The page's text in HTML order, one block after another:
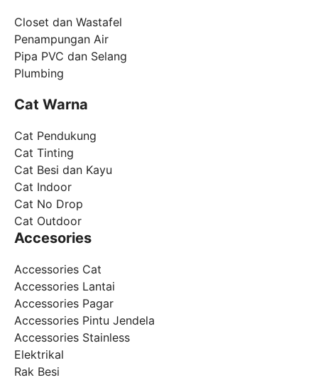
Closet dan Wastafel
Penampungan Air
Pipa PVC dan Selang
Plumbing
Cat Warna
Cat Pendukung
Cat Tinting
Cat Besi dan Kayu
Cat Indoor
Cat No Drop
Cat Outdoor
Accesories
Accessories Cat
Accessories Lantai
Accessories Pagar
Accessories Pintu Jendela
Accessories Stainless
Elektrikal
Rak Besi